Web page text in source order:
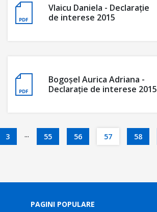
Vlaicu Daniela - Declaraţie
de interese 2015
Bogoșel Aurica Adriana -
Declaraţie de interese 2015
3 ... 55 56 57 58
PAGINI POPULARE